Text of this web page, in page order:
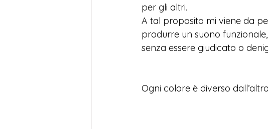
per gli altri.
A tal proposito mi viene da
produrre un suono
senza essere giudicato o
Ogni colore è diverso